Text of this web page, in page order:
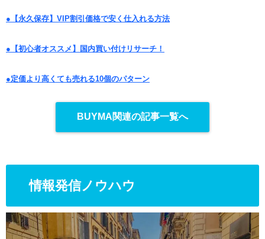
●【永久保存】VIP割引価格で安く仕入れる方法
●【初心者オススメ】国内買い付けリサーチ！
●定価より高くても売れる10個のパターン
BUYMA関連の記事一覧へ
情報発信ノウハウ